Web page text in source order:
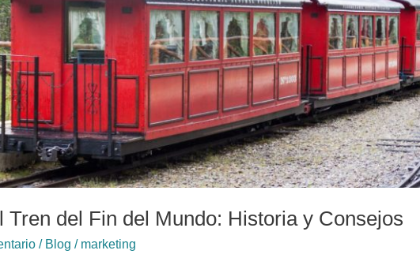
Tren del Fin del Mundo: Historia y Consejos
/ Blog / marketing